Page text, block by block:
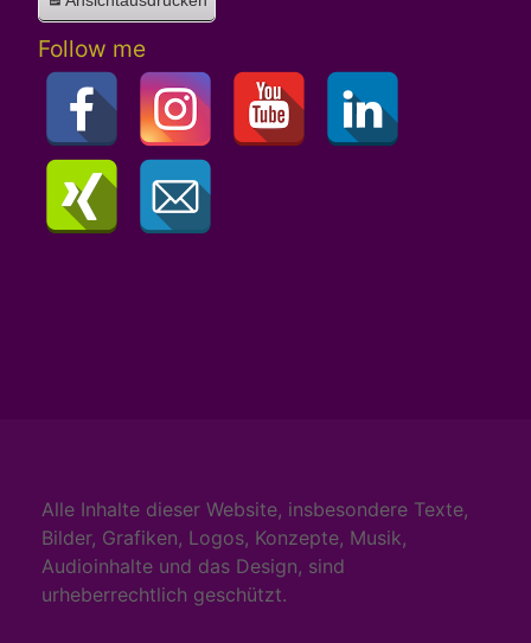
Follow me
Alle Inhalte dieser Website, insbesondere Texte,
Bilder, Grafiken, Logos, Konzepte, Musik,
Audioinhalte und das Design, sind
urheberrechtlich geschützt.